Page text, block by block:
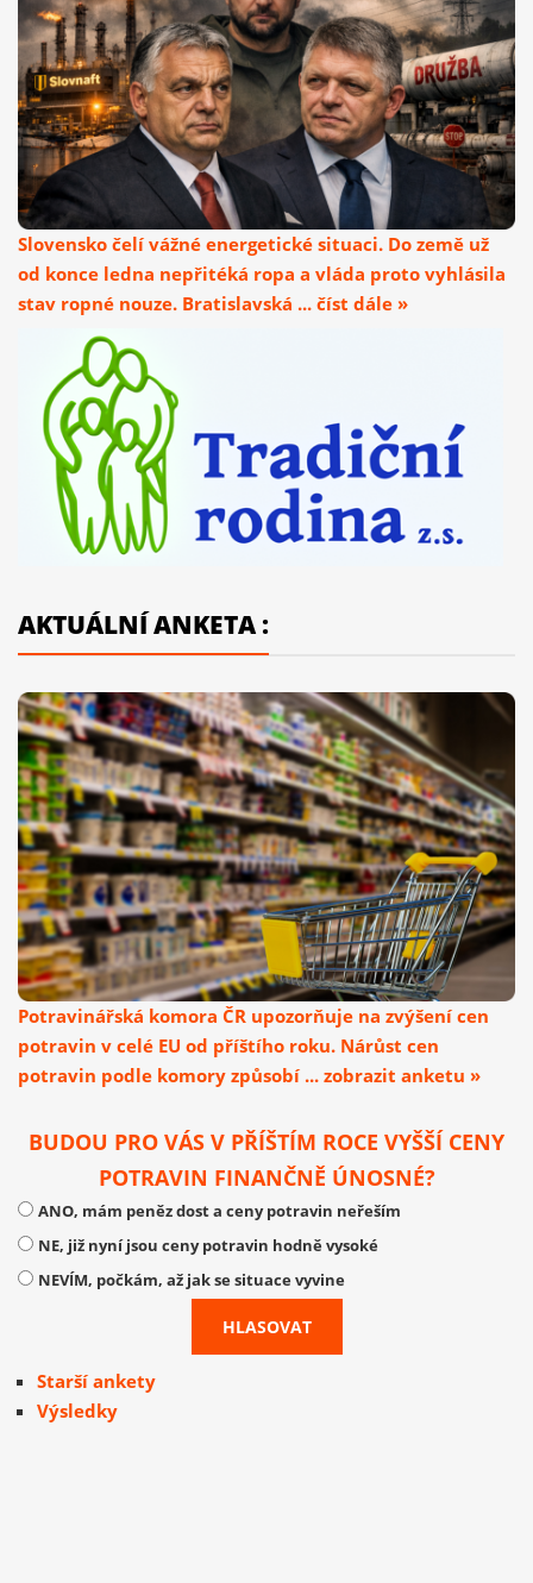
Slovensko čelí vážné energetické situaci. Do země už
od konce ledna nepřitéká ropa a vláda proto vyhlásila
stav ropné nouze. Bratislavská ... číst dále »
AKTUÁLNÍ ANKETA :
Potravinářská komora ČR upozorňuje na zvýšení cen
potravin v celé EU od příštího roku. Nárůst cen
potravin podle komory způsobí ... zobrazit anketu »
BUDOU PRO VÁS V PŘÍŠTÍM ROCE VYŠŠÍ CENY
POTRAVIN FINANČNĚ ÚNOSNÉ?
ANO, mám peněz dost a ceny potravin neřeším
NE, již nyní jsou ceny potravin hodně vysoké
NEVÍM, počkám, až jak se situace vyvine
Starší ankety
Výsledky